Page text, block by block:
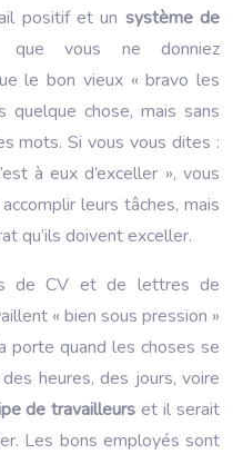
positif et un système de
vous ne donniez
le bon vieux « bravo les
quelque chose, mais sans
mots. Si vous vous dites :
à eux d’exceller », vous
leurs tâches, mais
qu’ils doivent exceller.
de CV et de lettres de
« bien sous pression »
porte quand les choses se
heures, des jours, voire
de travailleurs et il serait
Les bons employés sont